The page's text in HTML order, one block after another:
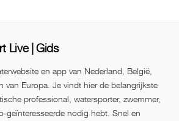
Live | Gids
en app van Nederland, België,
van Europa. Je vindt hier de belangrijkste
professional, watersporter, zwemmer,
geïnteresseerde nodig hebt. Snel en